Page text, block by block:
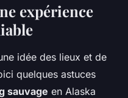
expérience
idée des lieux et de
quelques astuces
sauvage en Alaska